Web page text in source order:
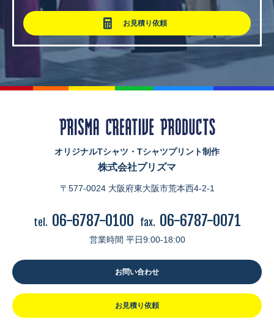
お見積り依頼
オリジナルTシャツ・Tシャツプリント制作
株式会社プリズマ
〒577-0024 大阪府東大阪市荒本西4-2-1
tel. 06-6787-0100 fax. 06-6787-0071
営業時間 平日9:00-18:00
お問い合わせ
お見積り依頼